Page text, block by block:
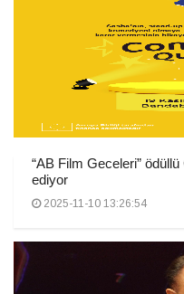
“AB Film Geceleri”
ediyor
2025-11-10 13:26:54